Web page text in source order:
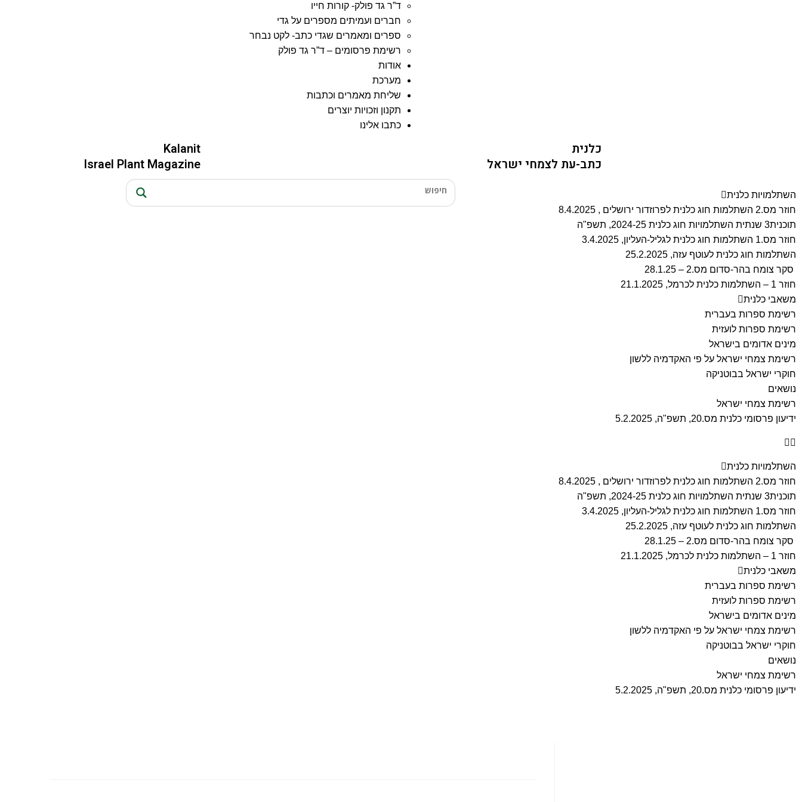
ד”ר גד פולק- קורות חייו
חברים ועמיתים מספרים על גדי
ספרים ומאמרים שגדי כתב- לקט נבחר
רשימת פרסומים – ד”ר גד פולק
אודות
מערכת
שליחת מאמרים וכתבות
תקנון וזכויות יוצרים
כתבו אלינו
כלנית
כתב-עת לצמחי ישראל
Kalanit
Israel Plant Magazine
השתלמויות כלנית
חוזר מס.2 השתלמות חוג כלנית לפרוזדור ירושלים , 8.4.2025
תוכנית3 שנתית השתלמויות חוג כלנית 2024-25, תשפ"ה
חוזר מס.1 השתלמות חוג כלנית לגליל-העליון, 3.4.2025
השתלמות חוג כלנית לעוטף עזה, 25.2.2025
סקר צומח בהר-סדום מס.2 – 28.1.25
חוזר 1 – השתלמות כלנית לכרמל, 21.1.2025
משאבי כלנית
רשימת ספרות בעברית
רשימת ספרות לועזית
מינים אדומים בישראל
רשימת צמחי ישראל על פי האקדמיה ללשון
חוקרי ישראל בבוטניקה
נושאים
רשימת צמחי ישראל
ידיעון פרסומי כלנית מס.20, תשפ"ה, 5.2.2025
השתלמויות כלנית
חוזר מס.2 השתלמות חוג כלנית לפרוזדור ירושלים , 8.4.2025
תוכנית3 שנתית השתלמויות חוג כלנית 2024-25, תשפ"ה
חוזר מס.1 השתלמות חוג כלנית לגליל-העליון, 3.4.2025
השתלמות חוג כלנית לעוטף עזה, 25.2.2025
סקר צומח בהר-סדום מס.2 – 28.1.25
חוזר 1 – השתלמות כלנית לכרמל, 21.1.2025
משאבי כלנית
רשימת ספרות בעברית
רשימת ספרות לועזית
מינים אדומים בישראל
רשימת צמחי ישראל על פי האקדמיה ללשון
חוקרי ישראל בבוטניקה
נושאים
רשימת צמחי ישראל
ידיעון פרסומי כלנית מס.20, תשפ"ה, 5.2.2025